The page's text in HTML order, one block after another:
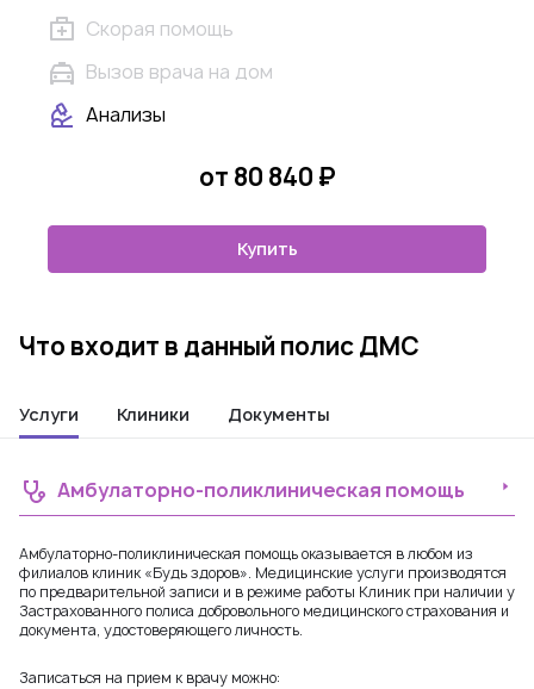
Скорая помощь
Вызов врача на дом
Анализы
от 80 840 ₽
Купить
Что входит в данный полис ДМС
Услуги Клиники Документы
Амбулаторно-поликлиническая помощь
Амбулаторно-поликлиническая помощь оказывается в любом из
филиалов клиник «Будь здоров». Медицинские услуги производятся
по предварительной записи и в режиме работы Клиник при наличии у
Застрахованного полиса добровольного медицинского страхования и
документа, удостоверяющего личность.
Записаться на прием к врачу можно: